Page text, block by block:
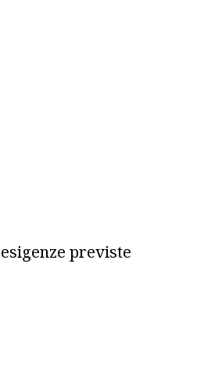
previste